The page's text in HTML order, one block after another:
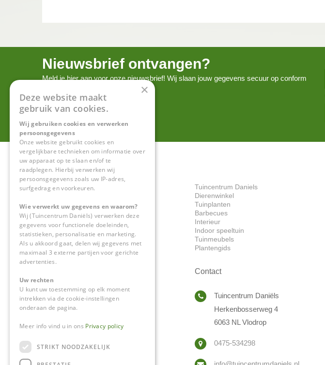
Nieuwsbrief ontvangen?
Meld je hier aan voor onze nieuwsbrief! Wij slaan jouw gegevens secuur op conform
Tuincentrum Daniels
Dierenwinkel
Tuinplanten
Barbecues
Interieur
Indoor speeltuin
Tuinmeubels
Plantengids
Contact
Tuincentrum Daniëls
Herkenbosserweg 4
6063 NL Vlodrop
0475-534298
×
Deze website maakt
gebruik van cookies.
Wij gebruiken cookies en verwerken
persoonsgegevens
Onze website gebruikt cookies en
vergelijkbare technieken om informatie over
uw apparaat op te slaan en/of te
raadplegen. Hierbij verwerken wij
persoonsgegevens zoals uw IP-adres,
surfgedrag en voorkeuren.
Wie verwerkt uw gegevens en waarom?
Wij (Tuincentrum Daniëls) verwerken deze
gegevens voor functionele doeleinden,
statistieken, personalisatie en marketing.
Als u akkoord gaat, delen wij gegevens met
maximaal 3 externe partijen voor gerichte
advertenties.
Uw rechten
U kunt uw toestemming op elk moment
intrekken via de cookie-instellingen
onderaan de pagina.
Meer info vind u in ons Privacy policy
STRIKT NOODZAKELIJK